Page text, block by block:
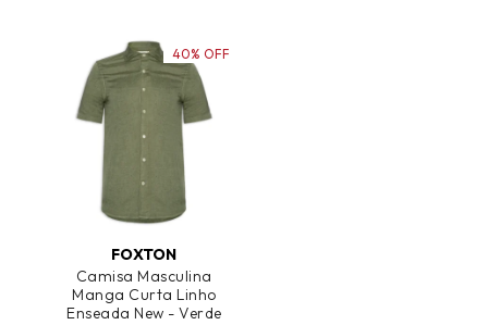
ADICIONAR AO CARRINHO
FOXTON
Camisa Masculina
Manga Curta Linho
Enseada New - Verde
40% OFF